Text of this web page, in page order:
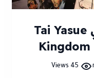
تطبيق D23 يؤكد تولي Tai Yasue
45 Views